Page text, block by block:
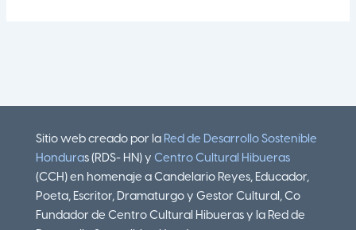
Sitio web creado por la Red de Desarrollo Sostenible
Honduras (RDS- HN) y Centro Cultural Hibueras
(CCH) en homenaje a Candelario Reyes, Educador,
Poeta, Escritor, Dramaturgo y Gestor Cultural, Co
Fundador de Centro Cultural Hibueras y la Red de